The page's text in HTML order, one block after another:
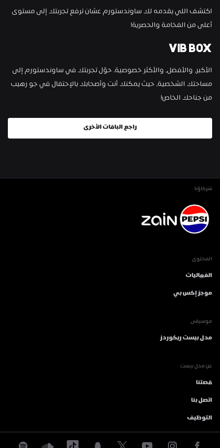
أعلى من الفخامة والحصرية!
VIB BOX
من جناحك الخاص!
راجع الباقات الأخرى
شركاؤنا
المحتوى
الفعاليات
موجز إكس بي
موسيقى
مدل بيست ريكوردز
عن مدل بيست
قصتنا
اتصل بنا
التوظيف